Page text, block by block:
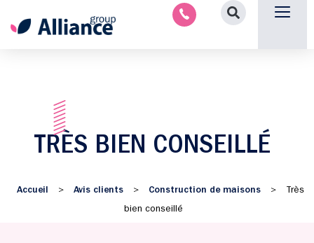
TRÈS BIEN CONSEILLÉ
Accueil > Avis clients > Construction de maisons > Très
bien conseillé